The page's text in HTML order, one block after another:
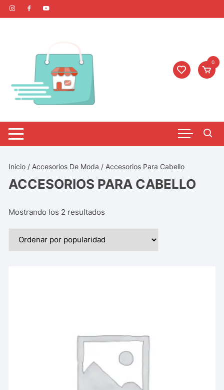
0
Inicio / Accesorios De Moda / Accesorios Para Cabello
ACCESORIOS PARA CABELLO
Mostrando los 2 resultados